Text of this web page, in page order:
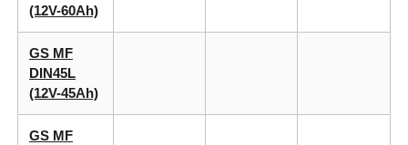
(12V-60Ah)
GS MF
DIN45L
(12V-45Ah)
GS MF